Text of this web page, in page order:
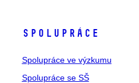
Spolupráce
Spolupráce ve výzkumu
Spolupráce se SŠ